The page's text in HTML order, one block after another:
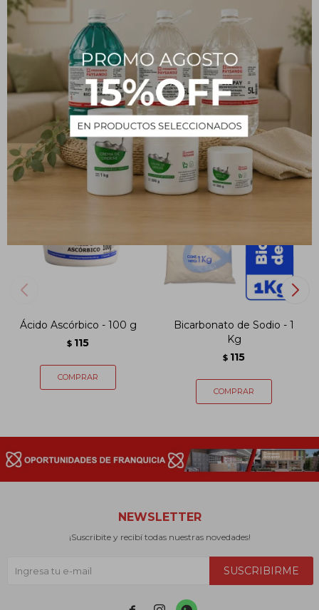
en momentos de estrés, ayudando a calmar la mente y promover
el bienestar general.
PRODUCTOS QUE TE PUEDEN INTERESAR
Ácido Ascórbico - 100 g
$ 115
Bicarbonato de Sodio - 1
Kg
$ 115
NEWSLETTER
¡Suscribite y recibí todas nuestras novedades!
SUSCRIBIRME